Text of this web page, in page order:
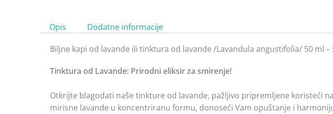
Opis Dodatne informacije
Biljne kapi od lavande ili tinktura od lavande /Lavandula angustifolia/ 50 ml –
Tinktura od Lavande: Prirodni eliksir za smirenje!
Otkrijte blagodati naše tinkture od lavande, pažljivo pripremljene koristeći
mirisne lavande u koncentriranu formu, donoseći Vam opuštanje i